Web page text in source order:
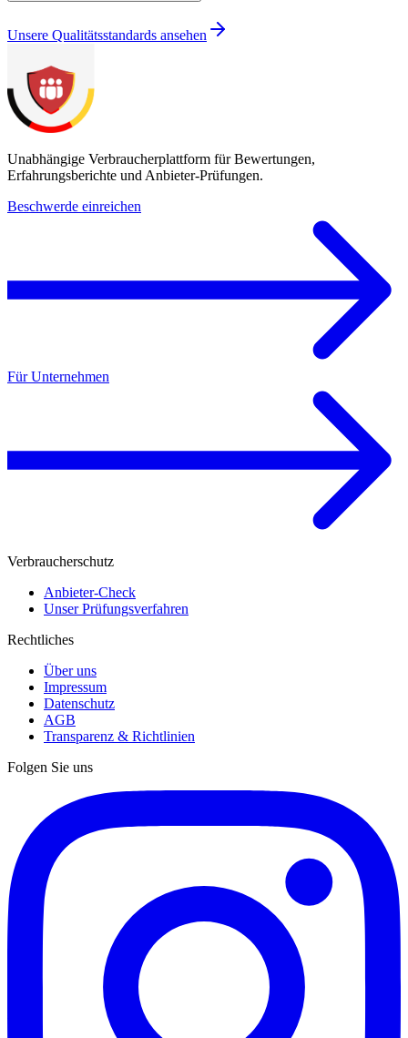
Unsere Qualitätsstandards ansehen
Unabhängige Verbraucherplattform für Bewertungen,
Erfahrungsberichte und Anbieter-Prüfungen.
Beschwerde einreichen
Für Unternehmen
Verbraucherschutz
Anbieter-Check
Unser Prüfungsverfahren
Rechtliches
Über uns
Impressum
Datenschutz
AGB
Transparenz & Richtlinien
Folgen Sie uns